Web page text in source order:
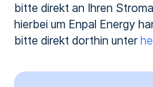
bitte direkt an Ihren
hierbei um Enpal Energy
bitte direkt dorthin unter